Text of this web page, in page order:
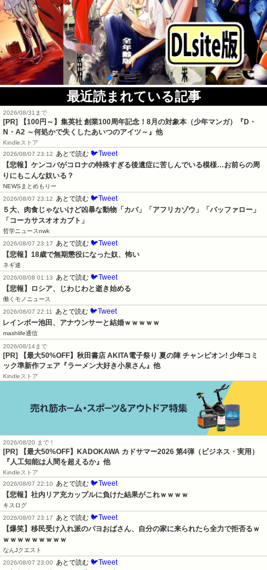
最近読まれている記事
2026/08/31まで
[PR]
【100円～】集英社 創業100周年記念！8月の対象本（少年マンガ）『D・
N・A2 ～何処かで失くしたあいつのアイツ～』他
Kindleストア
2026/08/07 23:12
あとで読む 🐦Tweet
【悲報】ケンコバがコロナの特殊すぎる後遺症に苦しんでいる模様…お前らの周
りにもこんな奴いる？
NEWSまとめもりー
2026/08/07 23:12
あとで読む 🐦Tweet
５大、肉食じゃないけど凶暴な動物「カバ」「アフリカゾウ」「バッファロー」
「コーカサスオオカブト」
哲学ニュースnwk
2026/08/07 23:17
あとで読む 🐦Tweet
【悲報】18歳で無期懲役になった奴、怖い
ネギ速
2026/08/08 01:13
あとで読む 🐦Tweet
【悲報】ロシア、じわじわと逝き始める
働くモノニュース
2026/08/07 22:11
あとで読む 🐦Tweet
レインボー池田、アナウンサーと結婚ｗｗｗｗｗ
mashlife通信
2026/08/14まで
[PR] 【最大50%OFF】秋田書店 AKITA電子祭り 夏の陣 チャンピオン! 少年コミ
ック準新作フェア『ラーメン大好き小泉さん』他
Kindleストア
2026/08/20 まで！
[PR]
【最大50%OFF】KADOKAWA カドサマー2026 第4弾（ビジネス・実用）
『人工知能は人間を超えるか』他
Kindleストア
2026/08/07 22:10
あとで読む 🐦Tweet
【悲報】社内リア充カップルに負けた結果がこれｗｗｗｗ
キスログ
2026/08/07 23:17
あとで読む 🐦Tweet
【爆笑】移民受け入れ派のパヨおばさん、自分の家に来られたら全力で拒否るｗ
ｗｗｗｗｗｗｗｗｗ
なんJクエスト
2026/08/07 23:00
あとで読む 🐦Tweet